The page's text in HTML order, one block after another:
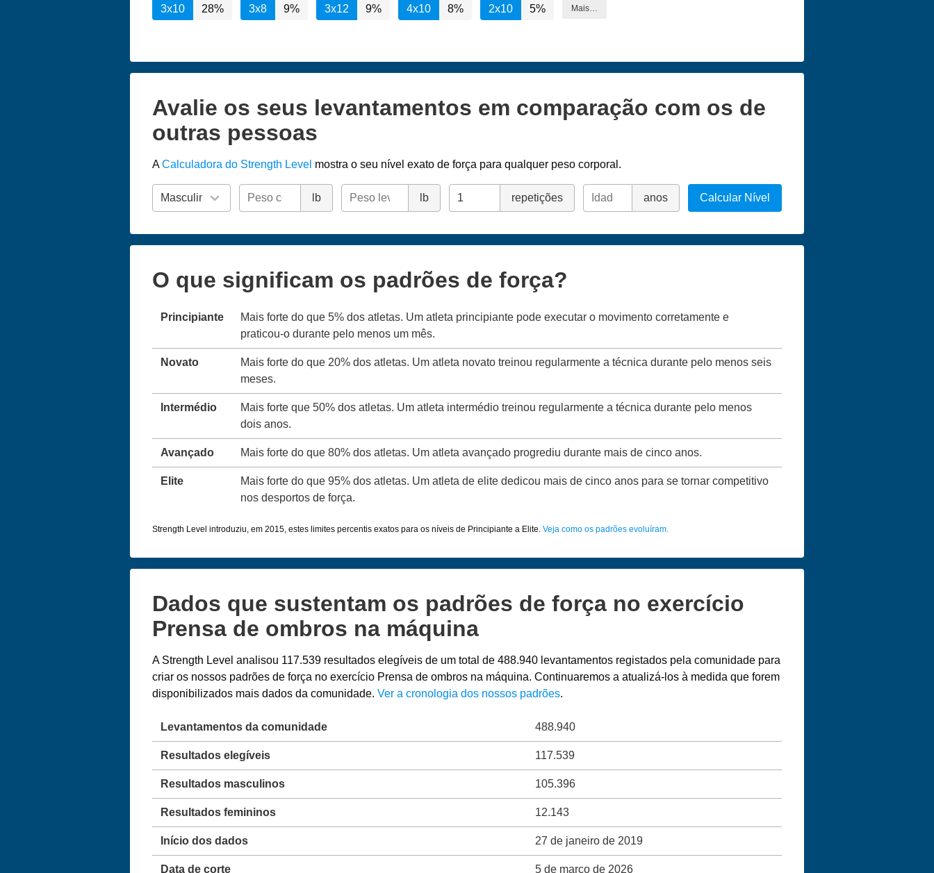
3x10 28% 3x8 9% 3x12 9% 4x10 8% 2x10 5% Mais…
Avalie os seus levantamentos em comparação com os de
outras pessoas
ACalculadora do Strength Level mostra o seu nível exato de força para qualquer peso corporal.
lb lb repetições anos Calcular Nível
O que significam os padrões de força?
Principiante
Mais forte do que 5% dos atletas. Um atleta principiante pode executar o movimento corretamente e
praticou-o durante pelo menos um mês.
Novato
Mais forte do que 20% dos atletas. Um atleta novato treinou regularmente a técnica durante pelo menos seis
meses.
Intermédio
Mais forte que 50% dos atletas. Um atleta intermédio treinou regularmente a técnica durante pelo menos
dois anos.
Avançado Mais forte do que 80% dos atletas. Um atleta avançado progrediu durante mais de cinco anos.
Elite
Mais forte do que 95% dos atletas. Um atleta de elite dedicou mais de cinco anos para se tornar competitivo
nos desportos de força.
Strength Level introduziu, em 2015, estes limites percentis exatos para os níveis de Principiante a Elite. Veja como os padrões evoluíram.
Dados que sustentam os padrões de força no exercício
Prensa de ombros na máquina
A Strength Level analisou 117.539 resultados elegíveis de um total de 488.940 levantamentos registados pela comunidade para
criar os nossos padrões de força no exercício Prensa de ombros na máquina. Continuaremos a atualizá-los à medida que forem
disponibilizados mais dados da comunidade. Ver a cronologia dos nossos padrões.
Levantamentos da comunidade 488.940
Resultados elegíveis 117.539
Resultados masculinos 105.396
Resultados femininos 12.143
Início dos dados 27 de janeiro de 2019
Data de corte 5 de março de 2026